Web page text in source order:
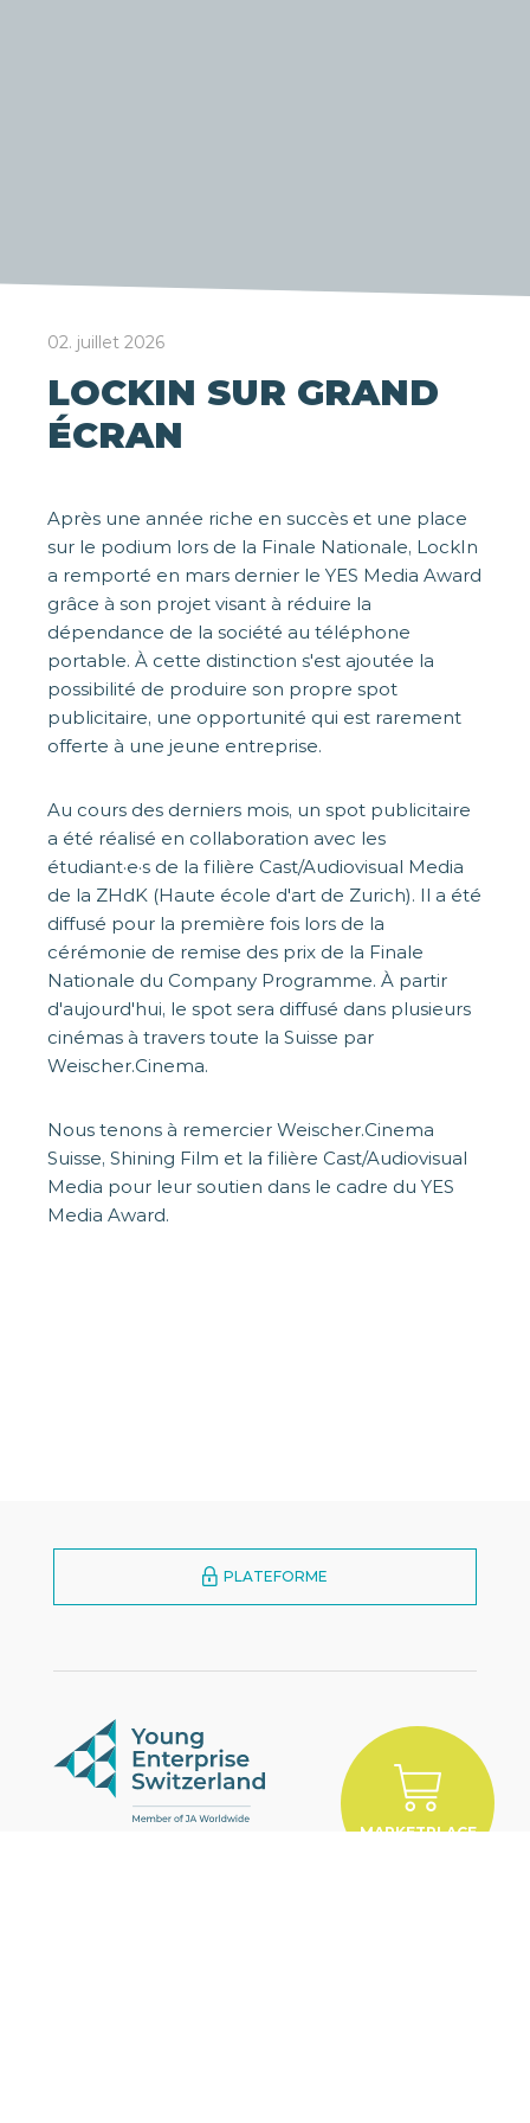
02. juillet 2026
LOCKIN SUR GRAND
ÉCRAN
Après une année riche en succès et une place
sur le podium lors de la Finale Nationale, LockIn
a remporté en mars dernier le YES Media Award
grâce à son projet visant à réduire la
dépendance de la société au téléphone
portable. À cette distinction s'est ajoutée la
possibilité de produire son propre spot
publicitaire, une opportunité qui est rarement
offerte à une jeune entreprise.
Au cours des derniers mois, un spot publicitaire
a été réalisé en collaboration avec les
étudiant·e·s de la filière Cast/Audiovisual Media
de la ZHdK (Haute école d'art de Zurich). Il a été
diffusé pour la première fois lors de la
cérémonie de remise des prix de la Finale
Nationale du Company Programme. À partir
d'aujourd'hui, le spot sera diffusé dans plusieurs
cinémas à travers toute la Suisse par
Weischer.Cinema.
Nous tenons à remercier Weischer.Cinema
Suisse, Shining Film et la filière Cast/Audiovisual
Media pour leur soutien dans le cadre du YES
Media Award.
PLATEFORME
MARKETPLACE